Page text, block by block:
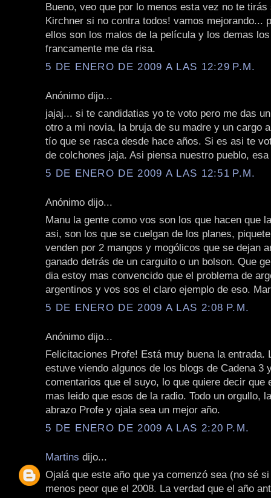
Bueno, veo que por lo menos esta vez no te
Kirchner si no contra todos! vamos mejorando...
ellos son los malos de la película y los demas
francamente me da risa.
5 DE ENERO DE 2009 A LAS 12:29 P.M.
Anónimo dijo...
jajaj... si te candidatias yo te voto pero me das
otro a mi novia, la bruja de su madre y un cargo
tío que se rasca desde hace años. Si es asi te
de colchones jaja. Asi piensa nuestro pueblo,
5 DE ENERO DE 2009 A LAS 12:51 P.M.
Anónimo dijo...
Manu la gente como vos son los que hacen que
asi, son los que se cuelgan de los planes,
venden por 2 mangos y mogólicos que se dejan
ganado detrás de un carguito o un bolson. Que
dia estoy mas convencido que el problema de
argentinos y vos sos el claro ejemplo de eso.
5 DE ENERO DE 2009 A LAS 2:08 P.M.
Anónimo dijo...
Felicitaciones Profe! Está muy buena la entrada.
estuve viendo algunos de los blogs de Cadena 3
comentarios que el suyo, lo que quiere decir que
mas leido que esos de la radio. Todo un orgullo,
abrazo Profe y ojala sea un mejor año.
5 DE ENERO DE 2009 A LAS 2:20 P.M.
Martins dijo...
Ojalá que este año que ya comenzó sea (no sé
menos peor que el 2008. La verdad que el año